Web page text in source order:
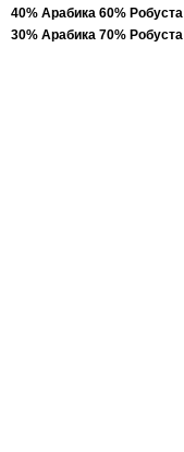
40% Арабика 60% Робуста
30% Арабика 70% Робуста